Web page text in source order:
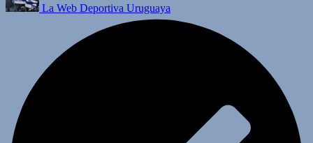
La Web Deportiva Uruguaya